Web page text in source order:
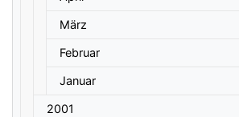
März
Februar
Januar
2001